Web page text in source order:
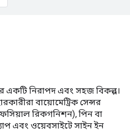
একটি নিরাপদ এবং সহজ বিকল্প।
বায়োমেট্রিক সেন্সর
ফেসিয়াল রিকগনিশন), পিন বা
এবং ওয়েবসাইটে সাইন ইন